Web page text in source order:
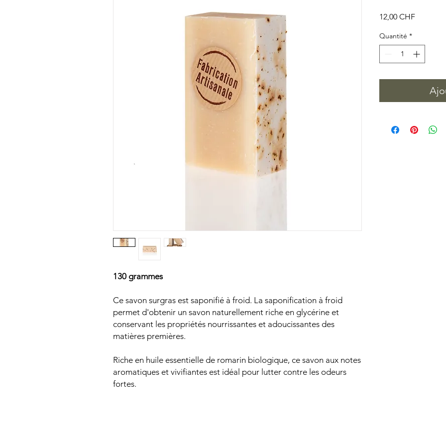
130 grammes
Ce savon surgras est saponifié à froid. La saponification à froid
permet d'obtenir un savon naturellement riche en glycérine et
conservant les propriétés nourrissantes et adoucissantes des
matières premières.
Riche en huile essentielle de romarin biologique, ce savon aux notes
aromatiques et vivifiantes est idéal pour lutter contre les odeurs
fortes.
12,00 CHFPrix
Quantité *